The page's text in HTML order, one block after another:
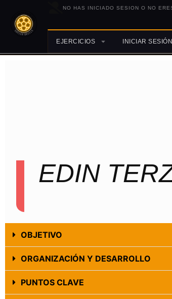
NO HAS INICIADO SESION O NO
EJERCICIOS INICIAR SESIÓN
EDIN
OBJETIVO
ORGANIZACIÓN Y DESARROLLO
PUNTOS CLAVE